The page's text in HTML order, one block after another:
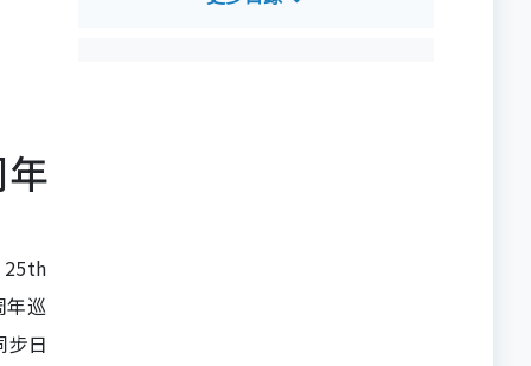
25th
年巡
步日
田来未 "De-CODE" 25周年纪念